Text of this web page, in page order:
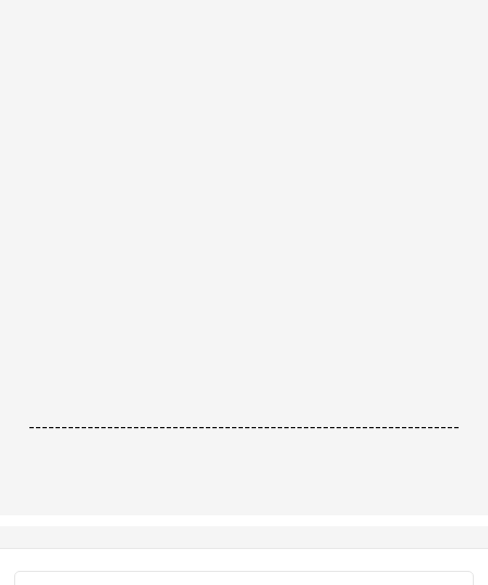
------------------------------------------------------------------